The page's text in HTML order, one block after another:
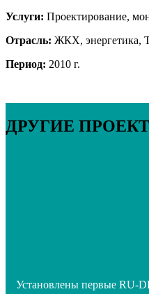
Услуги: Проектирование,
Отрасль: ЖКХ, энергетика,
Период: 2010 г.
ДРУГИЕ
Установлены первые RU-